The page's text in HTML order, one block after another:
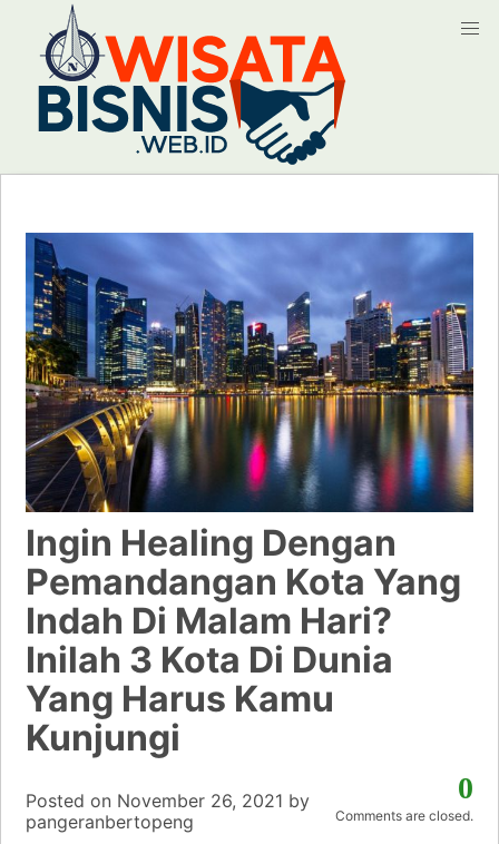
Ingin Healing Dengan
Pemandangan Kota Yang
Indah Di Malam Hari?
Inilah 3 Kota Di Dunia
Yang Harus Kamu
Kunjungi
0
Comments are closed.
Posted on November 26, 2021 by
pangeranbertopeng